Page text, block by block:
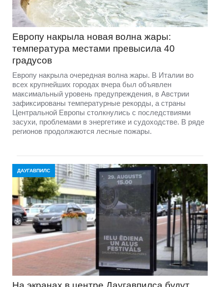
Европу накрыла новая волна жары:
температура местами превысила 40
градусов
Европу накрыла очередная волна жары. В Италии во
всех крупнейших городах вчера был объявлен
максимальный уровень предупреждения, в Австрии
зафиксированы температурные рекорды, а страны
Центральной Европы столкнулись с последствиями
засухи, проблемами в энергетике и судоходстве. В ряде
регионов продолжаются лесные пожары.
ДАУГАВПИЛС